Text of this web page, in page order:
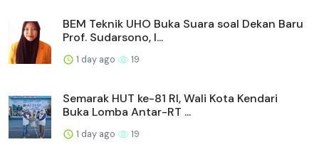
BEM Teknik UHO Buka Suara soal Dekan Baru
Prof. Sudarsono, I...
1 day ago 19
Semarak HUT ke-81 RI, Wali Kota Kendari
Buka Lomba Antar-RT ...
1 day ago 19